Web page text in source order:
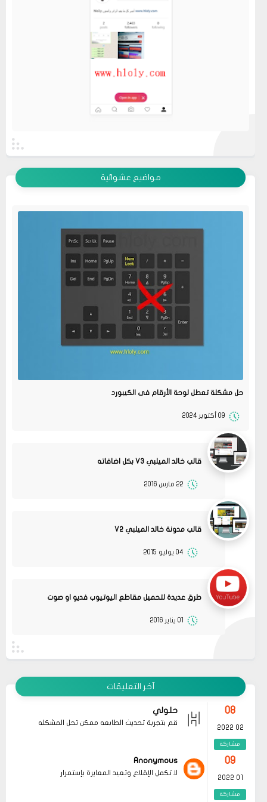
مواضيع عشوائية
حل مشكلة تعطل لوحة الأرقام فى الكيبورد
09 أكتوبر 2024
قالب خالد الميلبي V3 بكل اضافاته
22 مارس 2016
قالب مدونة خالد الميلبي V2
04 يوليو 2015
طرق عديدة لتحميل مقاطع اليوتيوب فديو او صوت
01 يناير 2016
آخر التعليقات
07
03 2026
مشاركة
Anonymous
02 2022
مشاركة
أو عمل إعادة ضبط المصنع
08
جرب الطريقتين ممكن تحل المشكله
02 2022
مشاركة
حلولي
09
01 2022
مشاركة
Anonymous
لا تكمل الإقلاع وتعيد المعايرة بإستمرار